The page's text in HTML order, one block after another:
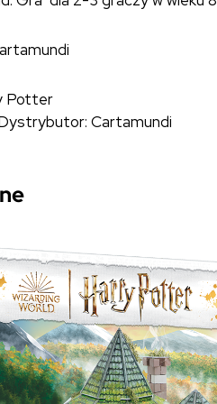
Potter
Cartamundi